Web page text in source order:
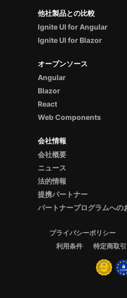
他社製品との比較
Ignite UI for Angular
Ignite UI for Blazor
オープンソース
Angular
Blazor
React
Web Components
会社情報
会社概要
ニュース
法的情報
提携パートナー
パートナープログラムへの
プライバシーポリシー
利用条件
特定商取